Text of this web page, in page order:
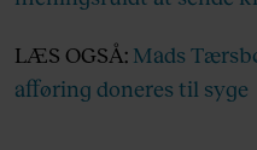
LÆS OGSÅ: Mads
afføring doneres til syge